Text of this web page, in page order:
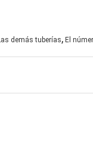
demás tuberías, El